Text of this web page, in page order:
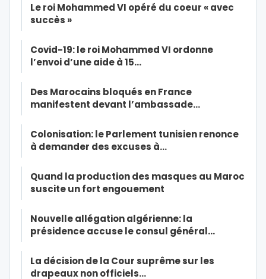
Le roi Mohammed VI opéré du coeur « avec
succès »
Covid-19: le roi Mohammed VI ordonne
l’envoi d’une aide à 15…
Des Marocains bloqués en France
manifestent devant l’ambassade…
Colonisation: le Parlement tunisien renonce
à demander des excuses à…
Quand la production des masques au Maroc
suscite un fort engouement
Nouvelle allégation algérienne: la
présidence accuse le consul général…
La décision de la Cour suprême sur les
drapeaux non officiels…